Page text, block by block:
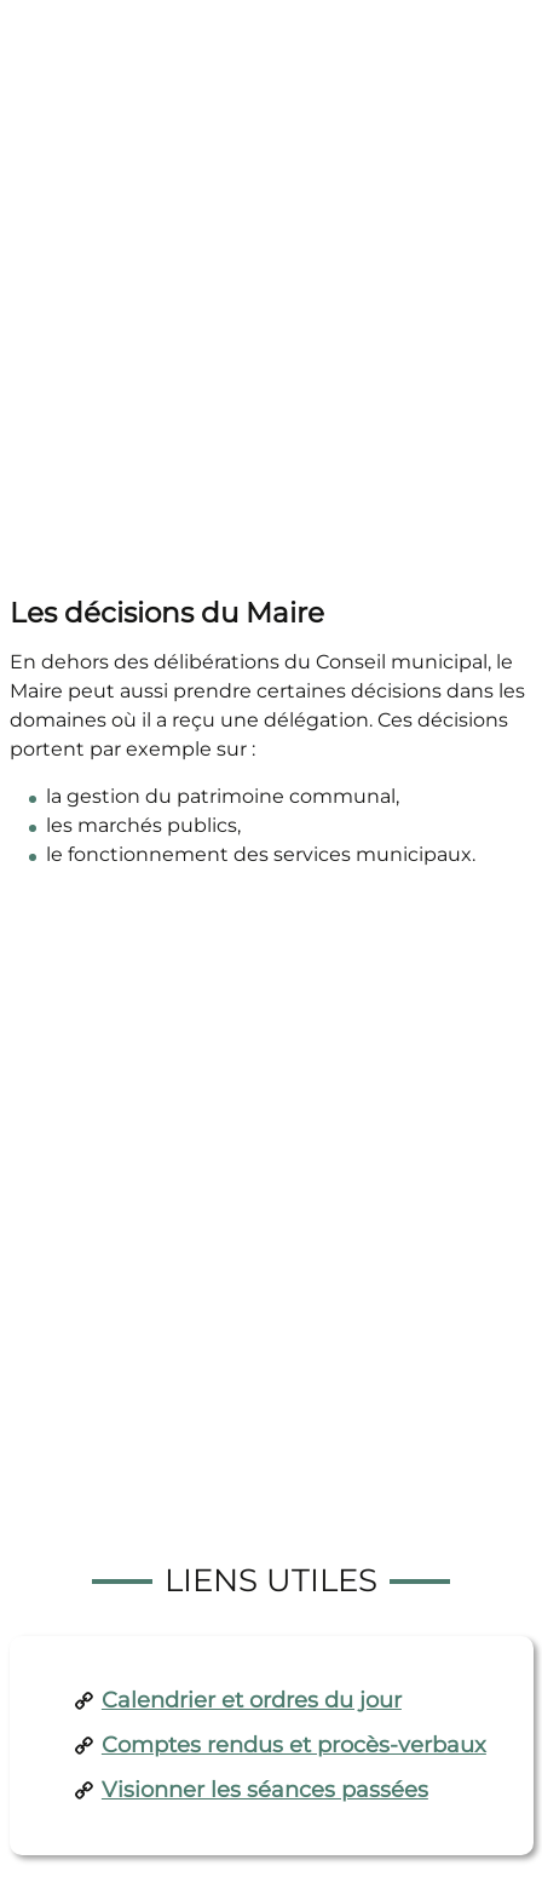
Les décisions du Maire
En dehors des délibérations du Conseil municipal, le
Maire peut aussi prendre certaines décisions dans les
domaines où il a reçu une délégation. Ces décisions
portent par exemple sur :
la gestion du patrimoine communal,
les marchés publics,
le fonctionnement des services municipaux.
LIENS UTILES
Calendrier et ordres du jour
Comptes rendus et procès-verbaux
Visionner les séances passées